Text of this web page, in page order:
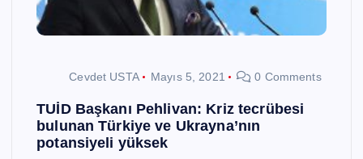
Cevdet USTA Mayıs 5, 2021 0 Comments
TUİD Başkanı Pehlivan: Kriz tecrübesi
bulunan Türkiye ve Ukrayna’nın
potansiyeli yüksek